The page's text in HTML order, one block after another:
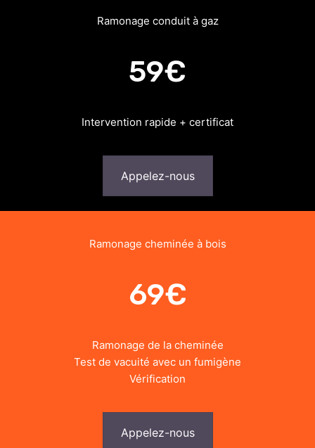
Ramonage conduit à gaz
59€
Intervention rapide + certificat
Appelez-nous
Ramonage cheminée à bois
69€
Ramonage de la cheminée
Test de vacuité avec un fumigène
Vérification
Appelez-nous